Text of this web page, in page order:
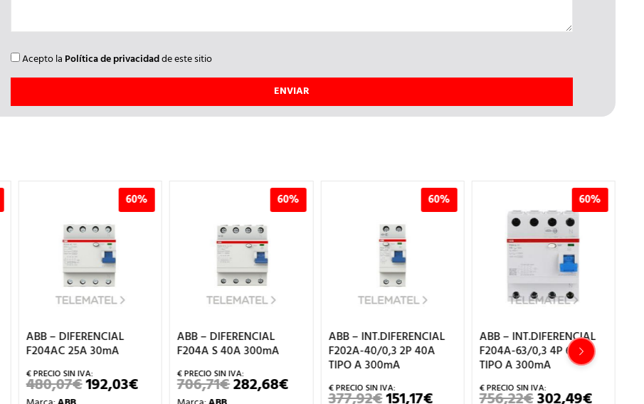
Acepto la Política de privacidadde este sitio
PRECIO
60%
ABB – DIFERENCIAL
F204A S 40A 300mA
706,71€EL
PRECIO
282,68€ PRECIO
60%
ABB – INT.DIFERENCIAL
F202A-40/0,3 2P 40A
60%
ABB – INT.DIFERENCIAL
F204A-63/0,3 4P 63A
TIPO A 300mA
EL
60%
ABB – DIFERENCIAL
F204A 63A 30mA AP
1.279,44€ PRECIO